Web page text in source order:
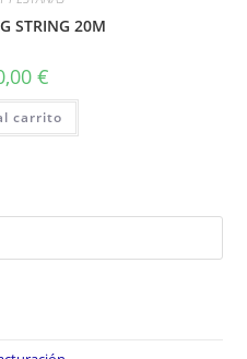
STRING 20M
€
carrito